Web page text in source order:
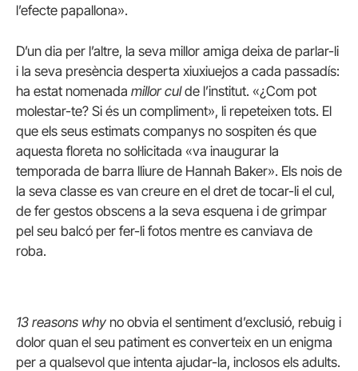
l’efecte papallona».
D’un dia per l’altre, la seva millor amiga deixa de parlar-li
i la seva presència desperta xiuxiuejos a cada passadís:
ha estat nomenada millor culde l’institut. «¿Com pot
molestar-te? Si és un compliment», li repeteixen tots. El
que els seus estimats companys no sospiten és que
aquesta floreta no sol·licitada «va inaugurar la
temporada de barra lliure de Hannah Baker». Els nois de
la seva classe es van creure en el dret de tocar-li el cul,
de fer gestos obscens a la seva esquena i de grimpar
pel seu balcó per fer-li fotos mentre es canviava de
roba.
13 reasons why no obvia el sentiment d’exclusió, rebuig i
dolor quan el seu patiment es converteix en un enigma
per a qualsevol que intenta ajudar-la, inclosos els adults.